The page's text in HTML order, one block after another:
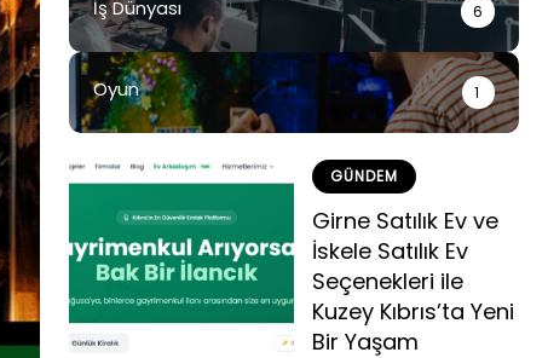
İş Dünyası 6
Oyun 1
GÜNDEM
Girne Satılık Ev ve
İskele Satılık Ev
Seçenekleri ile
Kuzey Kıbrıs’ta Yeni
Bir Yaşam